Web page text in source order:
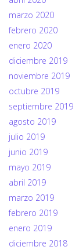
marzo 2020
febrero 2020
enero 2020
diciembre 2019
noviembre 2019
octubre 2019
septiembre 2019
agosto 2019
julio 2019
junio 2019
mayo 2019
abril 2019
marzo 2019
febrero 2019
enero 2019
diciembre 2018